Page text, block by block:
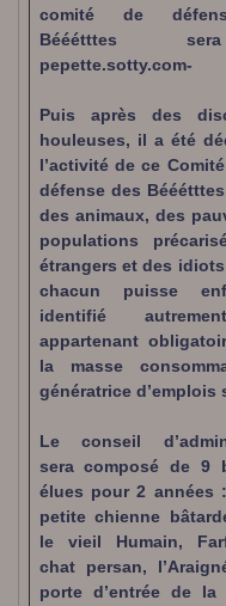
comité de
Bééétttes
pepette.sotty.com-
Puis après des
houleuses, il a été
l’activité de ce
défense des
des animaux, des
populations
étrangers et des
chacun puisse
identifié
appartenant
la masse
génératrice d’emplois
Le conseil
sera composé de 9
élues pour 2 années
petite chienne
le vieil Humain,
chat persan,
porte d’entrée de la